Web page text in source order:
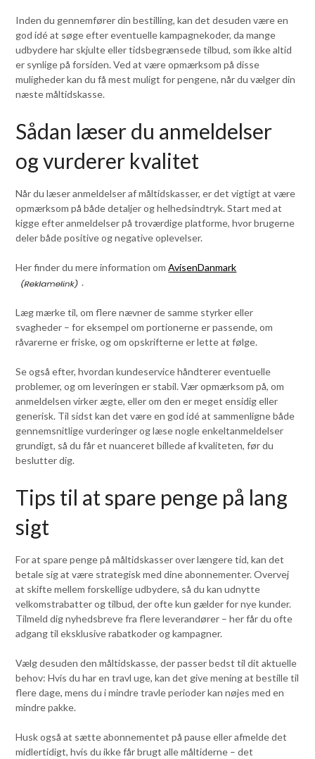
Inden du gennemfører din bestilling, kan det desuden være en
god idé at søge efter eventuelle kampagnekoder, da mange
udbydere har skjulte eller tidsbegrænsede tilbud, som ikke altid
er synlige på forsiden. Ved at være opmærksom på disse
muligheder kan du få mest muligt for pengene, når du vælger din
næste måltidskasse.
Sådan læser du anmeldelser
og vurderer kvalitet
Når du læser anmeldelser af måltidskasser, er det vigtigt at være
opmærksom på både detaljer og helhedsindtryk. Start med at
kigge efter anmeldelser på troværdige platforme, hvor brugerne
deler både positive og negative oplevelser.
Her finder du mere information omAvisenDanmark
.
Læg mærke til, om flere nævner de samme styrker eller
svagheder – for eksempel om portionerne er passende, om
råvarerne er friske, og om opskrifterne er lette at følge.
Se også efter, hvordan kundeservice håndterer eventuelle
problemer, og om leveringen er stabil. Vær opmærksom på, om
anmeldelsen virker ægte, eller om den er meget ensidig eller
generisk. Til sidst kan det være en god idé at sammenligne både
gennemsnitlige vurderinger og læse nogle enkeltanmeldelser
grundigt, så du får et nuanceret billede af kvaliteten, før du
beslutter dig.
Tips til at spare penge på lang
sigt
For at spare penge på måltidskasser over længere tid, kan det
betale sig at være strategisk med dine abonnementer. Overvej
at skifte mellem forskellige udbydere, så du kan udnytte
velkomstrabatter og tilbud, der ofte kun gælder for nye kunder.
Tilmeld dig nyhedsbreve fra flere leverandører – her får du ofte
adgang til eksklusive rabatkoder og kampagner.
Vælg desuden den måltidskasse, der passer bedst til dit aktuelle
behov: Hvis du har en travl uge, kan det give mening at bestille til
flere dage, mens du i mindre travle perioder kan nøjes med en
mindre pakke.
Husk også at sætte abonnementet på pause eller afmelde det
midlertidigt, hvis du ikke får brugt alle måltiderne – det